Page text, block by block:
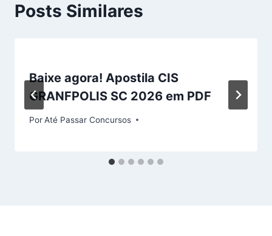
Posts Similares
Baixe agora! Apostila CIS
GRANFPOLIS SC 2026 em PDF
PorAté Passar Concursos